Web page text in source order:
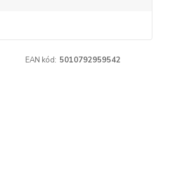
EAN kód: 5010792959542